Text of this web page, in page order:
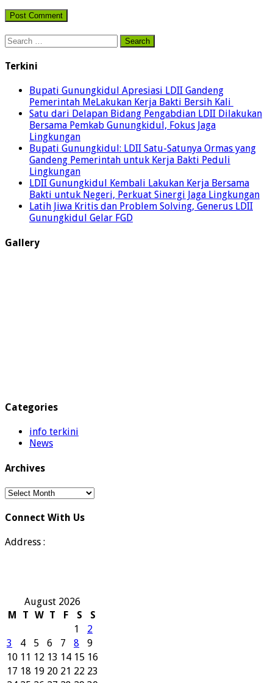
Search
for:
Terkini
Bupati Gunungkidul Apresiasi LDII Gandeng
Pemerintah MeLakukan Kerja Bakti Bersih Kali ‎
Satu dari Delapan Bidang Pengabdian LDII Dilakukan
Bersama Pemkab Gunungkidul, Fokus Jaga
Lingkungan
Bupati Gunungkidul: LDII Satu-Satunya Ormas yang
Gandeng Pemerintah untuk Kerja Bakti Peduli
Lingkungan
LDII Gunungkidul Kembali Lakukan Kerja Bersama
Bakti untuk Negeri, Perkuat Sinergi Jaga Lingkungan
Latih Jiwa Kritis dan Problem Solving, Generus LDII
Gunungkidul Gelar FGD
Gallery
Categories
info terkini
News
Archives
Archives
Connect With Us
Address :
August 2026
M
T W T F S
S
1
2
3
4 5 6 7 8
9
10 11 12 13 14 15 16
17 18 19 20 21 22 23